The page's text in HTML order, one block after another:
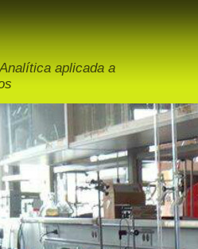
aplicada a